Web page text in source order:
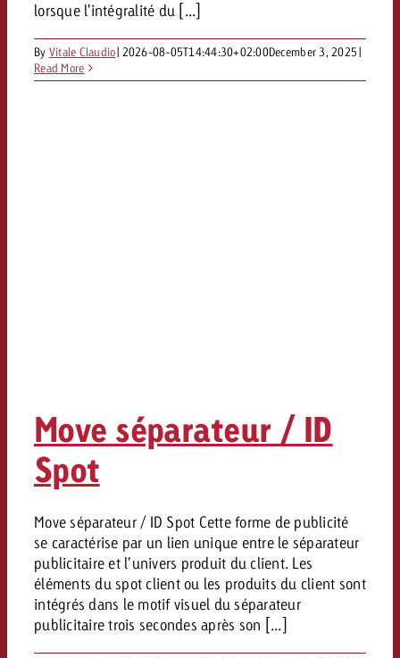
lorsque l'intégralité du [...]
By Vitale Claudio| 2026-08-05T14:44:30+02:00December 3, 2025|
Read More
Move séparateur / ID
Spot
Move séparateur / ID Spot Cette forme de publicité
se caractérise par un lien unique entre le séparateur
publicitaire et l’univers produit du client. Les
éléments du spot client ou les produits du client sont
intégrés dans le motif visuel du séparateur
publicitaire trois secondes après son [...]